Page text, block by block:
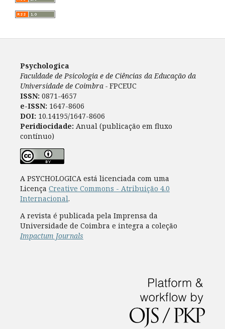
Psychologica
Faculdade de Psicologia e de Ciências da Educação da
Universidade de Coimbra - FPCEUC
ISSN: 0871-4657
e-ISSN: 1647-8606
DOI: 10.14195/1647-8606
Peridiocidade: Anual (publicação em fluxo
contínuo)
A PSYCHOLOGICA está licenciada com uma
Licença Creative Commons - Atribuição 4.0
Internacional.
A revista é publicada pela Imprensa da
Universidade de Coimbra e integra a coleção
Impactum Journals